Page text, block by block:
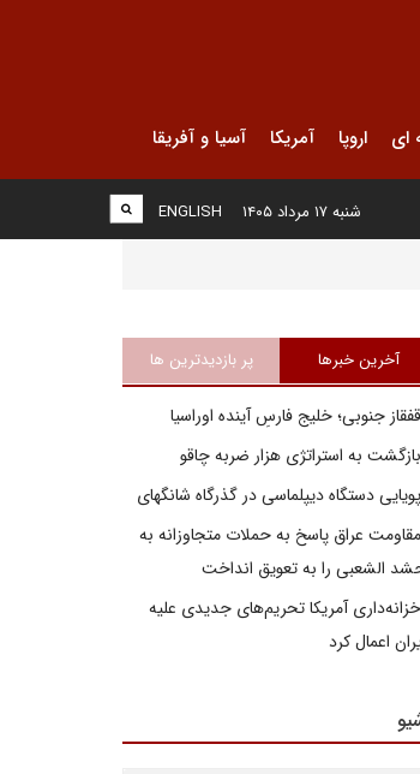
ای اروپا آمریکا آسیا و آفریقا
ENGLISH شنبه ۱۷ مرداد ۱۴۰۵
آخرین خبرها پر بازدیدترین ها
قفقاز جنوبی؛ خلیج فارسِ آینده اوراسیا
بازگشت به استراتژی هزار ضربه چاقو
پویایی دستگاه دیپلماسی در گذرگاه شانگهای
مقاومت عراق پاسخ به حملات متجاوزانه به
الشعبی را به تعویق انداخت
خزانه‌داری آمریکا تحریم‌های جدیدی علیه
اعمال کرد